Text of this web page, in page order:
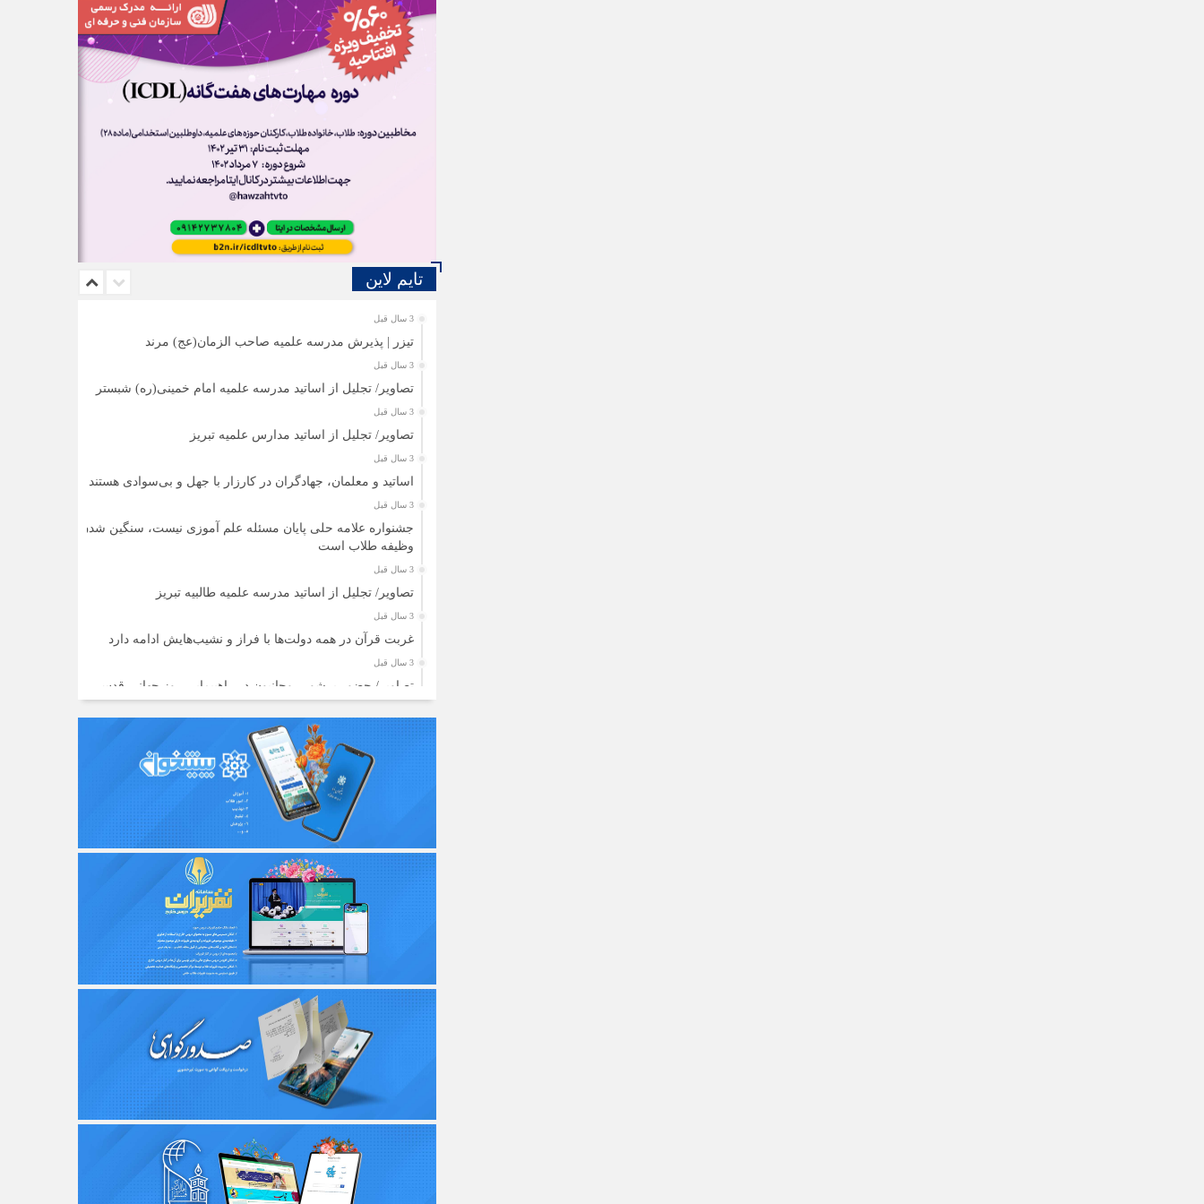
تایم لاین
3 سال قبل
تیزر | پذیرش مدرسه علمیه صاحب الزمان(عج) مرند
3 سال قبل
تصاویر/ تجلیل از اساتید مدرسه علمیه امام خمینی(ره) شبستر
3 سال قبل
تصاویر/ تجلیل از اساتید مدارس علمیه تبریز
3 سال قبل
اساتید و معلمان، جهادگران در کارزار با جهل و بی‌سوادی هستند
3 سال قبل
جشنواره علامه حلی پایان مسئله علم آموزی نیست، سنگین شدن
وظیفه طلاب است
3 سال قبل
تصاویر/ تجلیل از اساتید مدرسه علمیه طالبیه تبریز
3 سال قبل
غربت قرآن در همه دولت‌ها با فراز و نشیب‌هایش ادامه دارد
3 سال قبل
تصاویر/ حضور پرشور روحانیون در راهپیمایی روز جهانی قدس
یادداشت رسیده | شب تقدیر مقدرات یک‌ساله